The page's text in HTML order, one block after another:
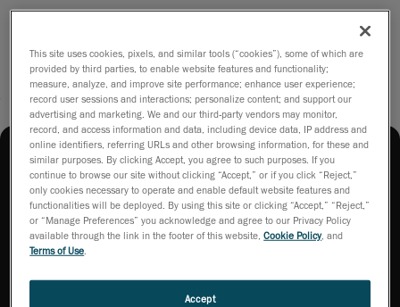
購入方法
お問い合わせ デモのご依頼
This site uses cookies, pixels, and similar tools (“cookies”), some of which are
provided by third parties, to enable website features and functionality;
measure, analyze, and improve site performance; enhance user experience;
record user sessions and interactions; personalize content; and support our
advertising and marketing. We and our third-party vendors may monitor,
record, and access information and data, including device data, IP address and
online identifiers, referring URLs and other browsing information, for these and
similar purposes. By clicking Accept, you agree to such purposes. If you
continue to browse our site without clicking “Accept,” or if you click “Reject,”
only cookies necessary to operate and enable default website features and
functionalities will be deployed. By using this site or clicking “Accept,” “Reject,”
or “Manage Preferences” you acknowledge and agree to our Privacy Policy
available through the link in the footer of this website,Cookie Policy, and
Terms of Use
Accept